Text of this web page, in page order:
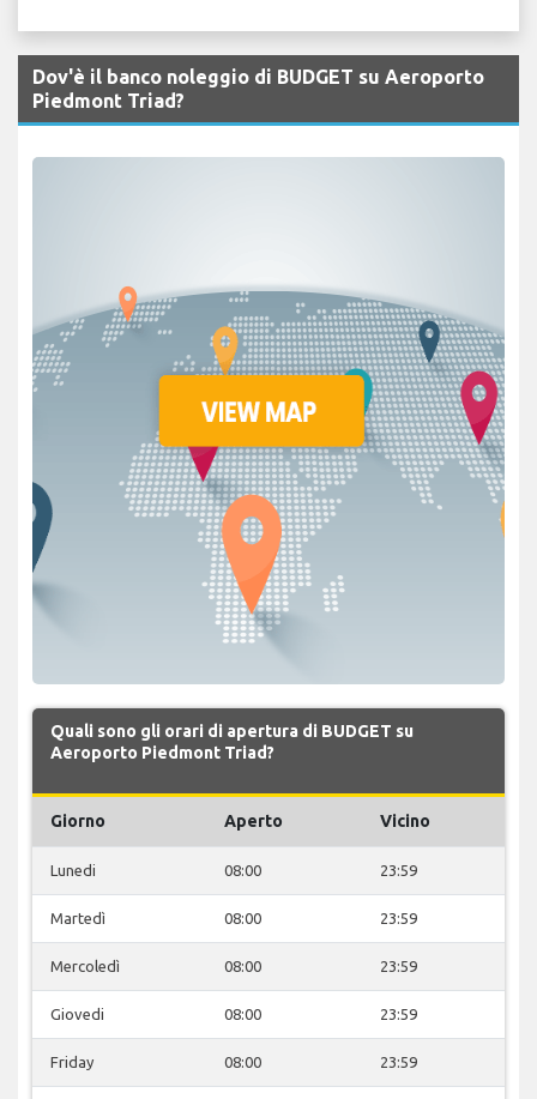
Dov'è il banco noleggio di BUDGET su Aeroporto
Piedmont Triad?
Quali sono gli orari di apertura di BUDGET su
Aeroporto Piedmont Triad?
Giorno Aperto Vicino
Lunedi 08:00 23:59
Martedì 08:00 23:59
Mercoledì 08:00 23:59
Giovedi 08:00 23:59
Friday 08:00 23:59